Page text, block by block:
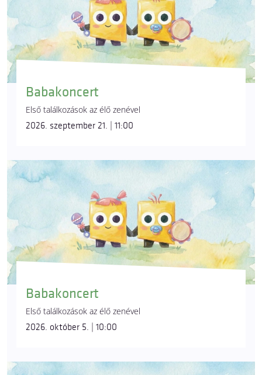
Babakoncert
Első találkozások az élő zenével
2026. szeptember 21. | 11:00
Babakoncert
Első találkozások az élő zenével
2026. október 5. | 10:00